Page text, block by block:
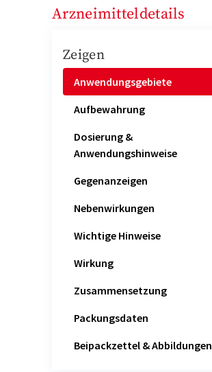
Arzneimitteldetails
Zeigen
Anwendungsgebiete
Aufbewahrung
Dosierung &
Anwendungshinweise
Gegenanzeigen
Nebenwirkungen
Wichtige Hinweise
Wirkung
Zusammensetzung
Packungsdaten
Beipackzettel & Abbildungen